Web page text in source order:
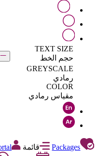
TEXT SIZE
حجم الخط
GREYSCALE
رمادي
COLOR
مقياس رمادي
Packages قائمة